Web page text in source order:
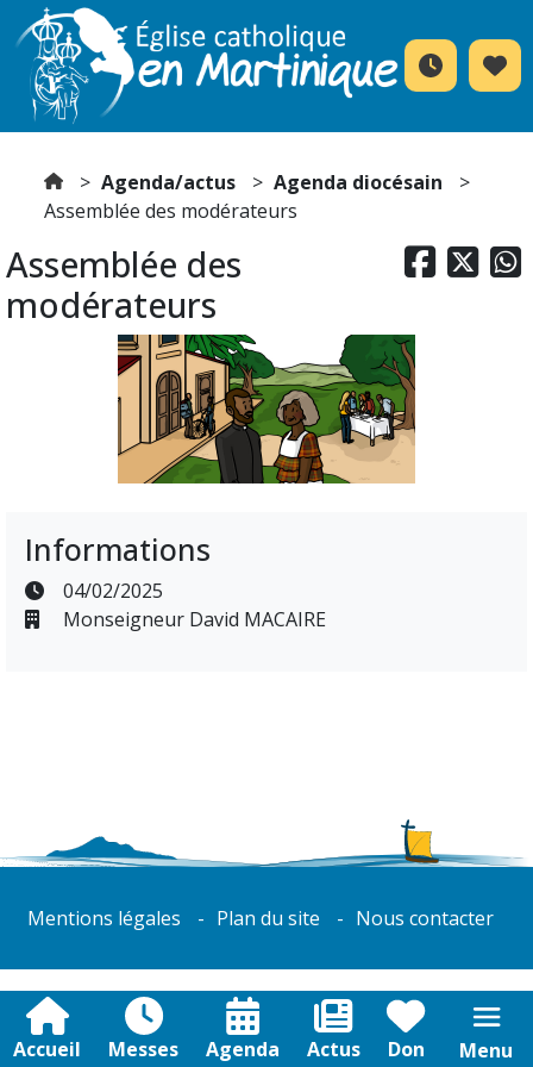
Accueil Messes Agenda Actus Don Menu
Agenda/actus
Agenda diocésain
Assemblée des modérateurs
  
Assemblée des
modérateurs
Informations
04/02/2025
Monseigneur David MACAIRE
Mentions légales Plan du site Nous contacter